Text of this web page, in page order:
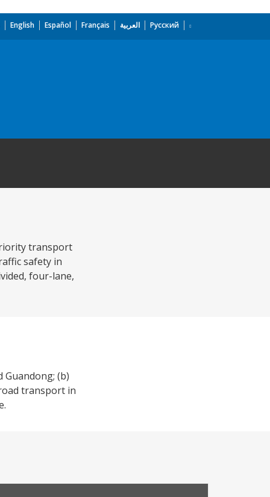
English Español Français العربية Русский
transport
safety in
four-lane,
(b)
transport in